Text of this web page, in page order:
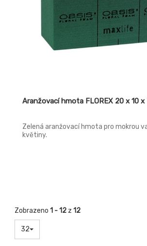
Aranžovací hmota FLOREX 20 x 10 x
Zelená aranžovací hmota pro mokrou
květiny.
Zobrazeno 1 - 12 z 12
32